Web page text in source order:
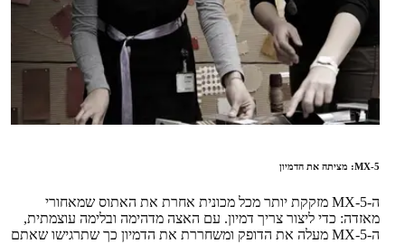
MX-5: מציתה את הדמיון
ה-MX-5 מזקקת יותר מכל מכונית אחרת את האתוס שמאחורי
מאזדה: כדי ליצור צריך דמיון. עם האצה מדהימה ובלימה עוצמתית,
ה-MX-5 מעלה את הדופק ומשחררת את הדמיון כך שתרגישו שאתם